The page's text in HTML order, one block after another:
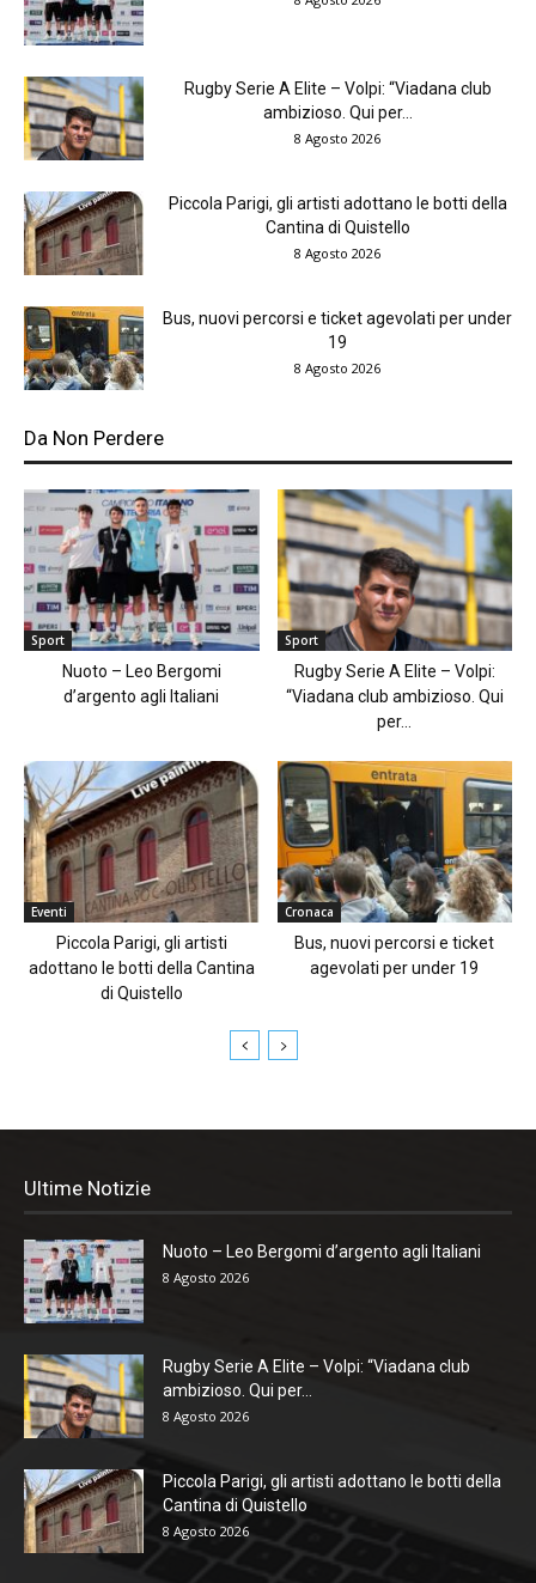
Rugby Serie A Elite – Volpi: “Viadana club
ambizioso. Qui per...
8 Agosto 2026
Piccola Parigi, gli artisti adottano le botti della
Cantina di Quistello
8 Agosto 2026
Bus, nuovi percorsi e ticket agevolati per under
19
8 Agosto 2026
Da Non Perdere
Sport
Nuoto – Leo Bergomi
d’argento agli Italiani
Sport
Rugby Serie A Elite – Volpi:
“Viadana club ambizioso. Qui
per...
Eventi
Piccola Parigi, gli artisti
adottano le botti della Cantina
di Quistello
Cronaca
Bus, nuovi percorsi e ticket
agevolati per under 19
Ultime Notizie
Nuoto – Leo Bergomi d’argento agli Italiani
8 Agosto 2026
Rugby Serie A Elite – Volpi: “Viadana club
ambizioso. Qui per...
8 Agosto 2026
Piccola Parigi, gli artisti adottano le botti della
Cantina di Quistello
8 Agosto 2026